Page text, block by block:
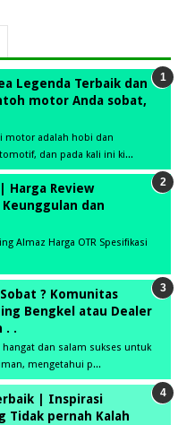
Legenda Terbaik dan
motor Anda sobat,
motor adalah hobi dan
dan pada kali ini ki...
Harga Review
dan
Almaz Harga OTR Spesifikasi
? Komunitas
Bengkel atau Dealer
. .
dan salam sukses untuk
mengetahui p...
| Inspirasi
Tidak pernah Kalah